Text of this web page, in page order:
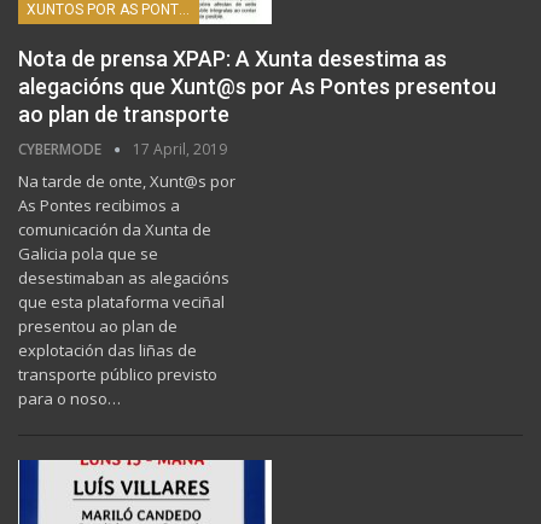
XUNTOS POR AS PONTES
Nota de prensa XPAP: A Xunta desestima as
alegacións que Xunt@s por As Pontes presentou
ao plan de transporte
CYBERMODE 17 April, 2019
Na tarde de onte, Xunt@s por
As Pontes recibimos a
comunicación da Xunta de
Galicia pola que se
desestimaban as alegacións
que esta plataforma veciñal
presentou ao plan de
explotación das liñas de
transporte público previsto
para o noso…